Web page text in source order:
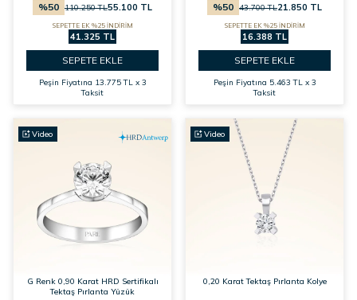
%50 110.250TL55.100 TL
SEPETTE EK %25 İNDİRİM
41.325 TL
SEPETE EKLE
Peşin Fiyatına 13.775 TL x 3
Taksit
%50 43.700TL21.850 TL
SEPETTE EK %25 İNDİRİM
16.388 TL
SEPETE EKLE
Peşin Fiyatına 5.463 TL x 3
Taksit
Video
G Renk 0,90 Karat HRD Sertifikalı
Tektaş Pırlanta Yüzük
Video
0,20 Karat Tektaş Pırlanta Kolye